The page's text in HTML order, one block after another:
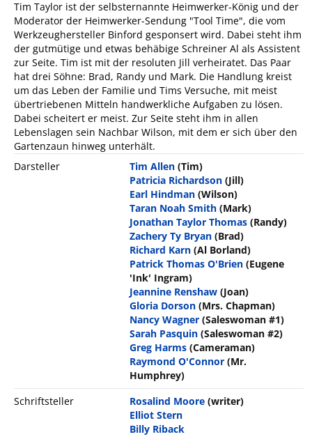
Tim Taylor ist der selbsternannte Heimwerker-König und der
Moderator der Heimwerker-Sendung "Tool Time", die vom
Werkzeughersteller Binford gesponsert wird. Dabei steht ihm
der gutmütige und etwas behäbige Schreiner Al als Assistent
zur Seite. Tim ist mit der resoluten Jill verheiratet. Das Paar
hat drei Söhne: Brad, Randy und Mark. Die Handlung kreist
um das Leben der Familie und Tims Versuche, mit meist
übertriebenen Mitteln handwerkliche Aufgaben zu lösen.
Dabei scheitert er meist. Zur Seite steht ihm in allen
Lebenslagen sein Nachbar Wilson, mit dem er sich über den
Gartenzaun hinweg unterhält.
Darsteller
Tim Allen (Tim)
Patricia Richardson (Jill)
Earl Hindman (Wilson)
Taran Noah Smith (Mark)
Jonathan Taylor Thomas (Randy)
Zachery Ty Bryan (Brad)
Richard Karn (Al Borland)
Patrick Thomas O'Brien (Eugene
'Ink' Ingram)
Jeannine Renshaw (Joan)
Gloria Dorson (Mrs. Chapman)
Nancy Wagner (Saleswoman #1)
Sarah Pasquin (Saleswoman #2)
Greg Harms (Cameraman)
Raymond O'Connor (Mr.
Humphrey)
Schriftsteller
Rosalind Moore (writer)
Elliot Stern
Billy Riback